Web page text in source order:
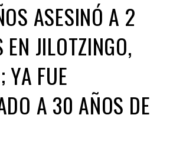
ASESINÓ A 2
EN JILOTZINGO,
YA FUE
A 30 AÑOS DE